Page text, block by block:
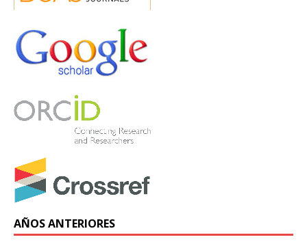
AÑOS ANTERIORES